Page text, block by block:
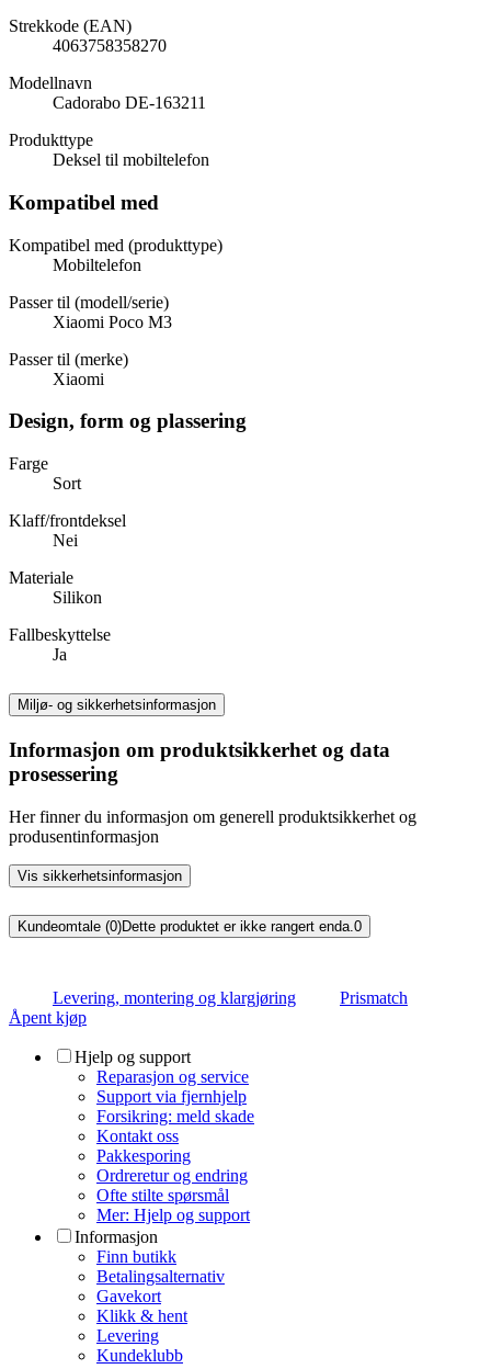
Strekkode (EAN)
4063758358270
Modellnavn
Cadorabo DE-163211
Produkttype
Deksel til mobiltelefon
Kompatibel med
Kompatibel med (produkttype)
Mobiltelefon
Passer til (modell/serie)
Xiaomi Poco M3
Passer til (merke)
Xiaomi
Design, form og plassering
Farge
Sort
Klaff/frontdeksel
Nei
Materiale
Silikon
Fallbeskyttelse
Ja
Miljø- og sikkerhetsinformasjon
Informasjon om produktsikkerhet og data
prosessering
Her finner du informasjon om generell produktsikkerhet og
produsentinformasjon
Vis sikkerhetsinformasjon
Kundeomtale (0)Dette produktet er ikke rangert enda.0
Levering, montering og klargjøring
Prismatch
Åpent kjøp
Hjelp og support
Reparasjon og service
Support via fjernhjelp
Forsikring: meld skade
Kontakt oss
Pakkesporing
Ordreretur og endring
Ofte stilte spørsmål
Mer: Hjelp og support
Informasjon
Finn butikk
Betalingsalternativ
Gavekort
Klikk & hent
Levering
Kundeklubb